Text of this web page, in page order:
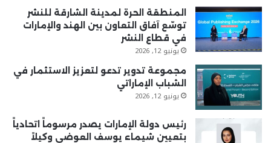
المنطقة الحرة لمدينة الشارقة للنشر
توسّع آفاق التعاون بين الهند والإمارات
في قطاع النشر
يونيو 12, 2026
مجموعة تدوير تدعو لتعزيز الاستثمار في
الشباب الإماراتي
يونيو 12, 2026
رئيس دولة الإمارات يصدر مرسوماً اتحادياً
بتعيين شيماء يوسف العوضي وكيلاً